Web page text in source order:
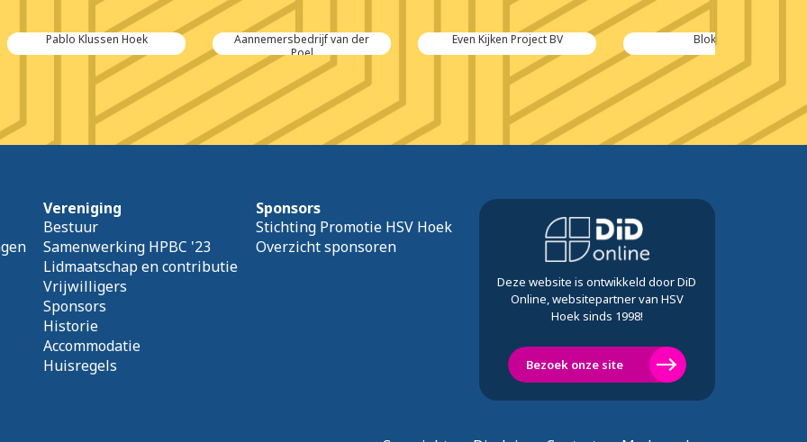
Hoek
Aannemersbedrijf van der
Poel
Even Kijken Project BV Blokker
Vereniging
Bestuur
Samenwerking HPBC '23
Lidmaatschap en contributie
Vrijwilligers
Sponsors
Historie
Accommodatie
Huisregels
Sponsors
Stichting Promotie HSV Hoek
Overzicht sponsoren
Deze website is ontwikkeld door DiD
Online, websitepartner van HSV
Hoek sinds 1998!
Bezoek onze site